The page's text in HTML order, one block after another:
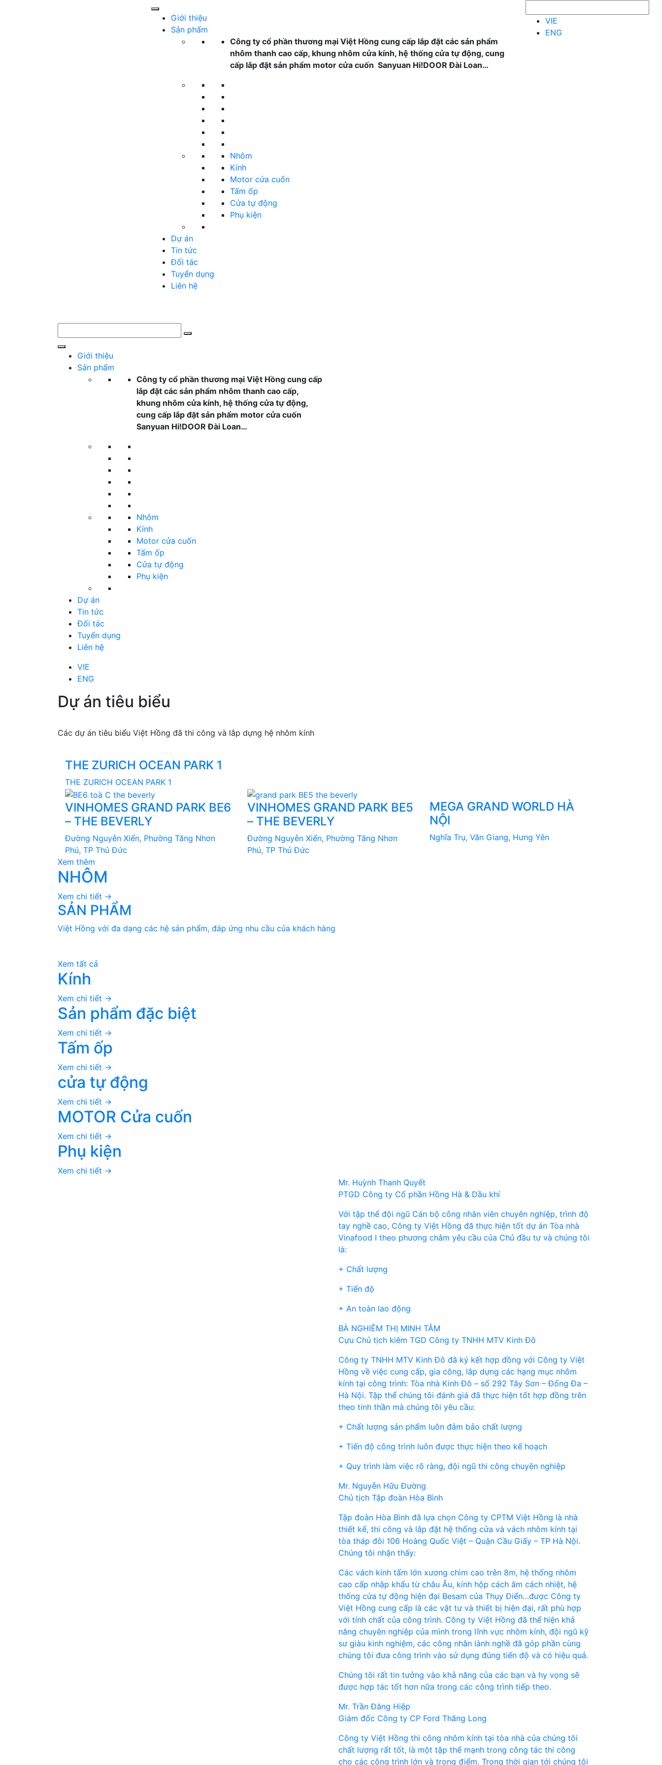
Giới thiệu
Sản phẩm
Công ty cổ phần thương mại Việt Hồng cung cấp lắp đặt các sản phẩm
nhôm thanh cao cấp, khung nhôm cửa kính, hệ thống cửa tự động, cung
cấp lắp đặt sản phẩm motor cửa cuốn Sanyuan Hi!DOOR Đài Loan…
Nhôm
Kính
Motor cửa cuốn
Tấm ốp
Cửa tự động
Phụ kiện
Dự án
Tin tức
Đối tác
Tuyển dụng
Liên hệ
VIE
ENG
Giới thiệu
Sản phẩm
Công ty cổ phần thương mại Việt Hồng cung cấp
lắp đặt các sản phẩm nhôm thanh cao cấp,
khung nhôm cửa kính, hệ thống cửa tự động,
cung cấp lắp đặt sản phẩm motor cửa cuốn
Sanyuan Hi!DOOR Đài Loan…
Nhôm
Kính
Motor cửa cuốn
Tấm ốp
Cửa tự động
Phụ kiện
Dự án
Tin tức
Đối tác
Tuyển dụng
Liên hệ
VIE
ENG
Dự án tiêu biểu
Các dự án tiêu biểu Việt Hồng đã thi công và lắp dựng hệ nhôm kính
THE ZURICH OCEAN PARK 1
THE ZURICH OCEAN PARK 1
VINHOMES GRAND PARK BE6
– THE BEVERLY
Đường Nguyễn Xiển, Phường Tăng Nhơn
Phú, TP Thủ Đức
VINHOMES GRAND PARK BE5
– THE BEVERLY
Đường Nguyễn Xiển, Phường Tăng Nhơn
Phú, TP Thủ Đức
MEGA GRAND WORLD HÀ
NỘI
Nghĩa Trụ, Văn Giang, Hưng Yên
Xem thêm
NHÔM
Xem chi tiết ->
SẢN PHẨM
Việt Hồng với đa dạng các hệ sản phẩm, đáp ứng nhu cầu của khách hàng
Xem tất cả
Kính
Xem chi tiết ->
Sản phẩm đặc biệt
Xem chi tiết ->
Tấm ốp
Xem chi tiết ->
cửa tự động
Xem chi tiết ->
MOTOR Cửa cuốn
Xem chi tiết ->
Phụ kiện
Xem chi tiết ->
Mr. Huỳnh Thanh Quyết
PTGD Công ty Cổ phần Hồng Hà & Dầu khí
Với tập thể đội ngũ Cán bộ công nhân viên chuyên nghiệp, trình độ
tay nghề cao, Công ty Việt Hồng đã thực hiện tốt dự án Tòa nhà
Vinafood I theo phương châm yêu cầu của Chủ đầu tư và chúng tôi
là:
+ Chất lượng
+ Tiến độ
+ An toàn lao động
BÀ NGHIÊM THỊ MINH TÂM
Cựu Chủ tịch kiêm TGD Công ty TNHH MTV Kinh Đô
Công ty TNHH MTV Kinh Đô đã ký kết hợp đồng với Công ty Việt
Hồng về việc cung cấp, gia công, lắp dựng các hạng mục nhôm
kính tại công trình: Tòa nhà Kinh Đô – số 292 Tây Sơn – Đống Đa –
Hà Nội. Tập thể chúng tôi đánh giá đã thực hiện tốt hợp đồng trên
theo tinh thần mà chúng tôi yêu cầu:
+ Chất lượng sản phẩm luôn đảm bảo chất lượng
+ Tiến độ công trình luôn được thực hiện theo kế hoạch
+ Quy trình làm việc rõ ràng, đội ngũ thi công chuyên nghiệp
Mr. Nguyễn Hữu Đường
Chủ tịch Tập đoàn Hòa Bình
Tập đoàn Hòa Bình đã lựa chọn Công ty CPTM Việt Hồng là nhà
thiết kế, thi công và lắp đặt hệ thống cửa và vách nhôm kính tại
tòa tháp đôi 106 Hoàng Quốc Việt – Quận Cầu Giấy – TP Hà Nội.
Chúng tôi nhận thấy:
Các vách kính tấm lớn xương chìm cao trên 8m, hệ thống nhôm
cao cấp nhập khẩu từ châu Âu, kính hộp cách âm cách nhiệt, hệ
thống cửa tự động hiện đại Besam của Thụy Điển…được Công ty
Việt Hồng cung cấp là các vật tư và thiết bị hiện đại, rất phù hợp
với tính chất của công trình. Công ty Việt Hồng đã thể hiện khả
năng chuyên nghiệp của mình trong lĩnh vực nhôm kính, đội ngũ kỹ
sư giàu kinh nghiệm, các công nhân lành nghề đã góp phần cùng
chúng tôi đưa công trình vào sử dụng đúng tiến độ và có hiệu quả.
Chúng tôi rất tin tưởng vào khả năng của các bạn và hy vọng sẽ
được hợp tác tốt hơn nữa trong các công trình tiếp theo.
Mr. Trần Đăng Hiệp
Giám đốc Công ty CP Ford Thăng Long
Công ty Việt Hồng thi công nhôm kính tại tòa nhà của chúng tôi
chất lượng rất tốt, là một tập thể mạnh trong công tác thi công
cho các công trình lớn và trọng điểm. Trong thời gian tới chúng tôi